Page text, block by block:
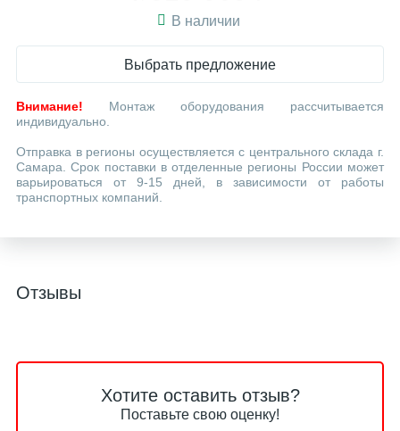
В наличии
Выбрать предложение
Внимание! Монтаж оборудования рассчитывается
индивидуально.
Отправка в регионы осуществляется с центрального склада г.
Самара. Срок поставки в отделенные регионы России может
варьироваться от 9-15 дней, в зависимости от работы
транспортных компаний.
Отзывы
Хотите оставить отзыв?
Поставьте свою оценку!